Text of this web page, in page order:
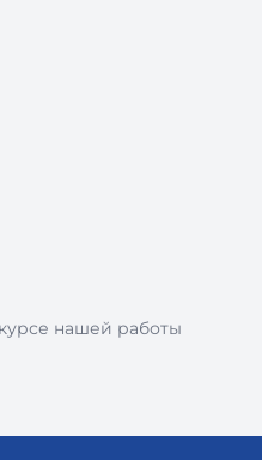
нашей работы